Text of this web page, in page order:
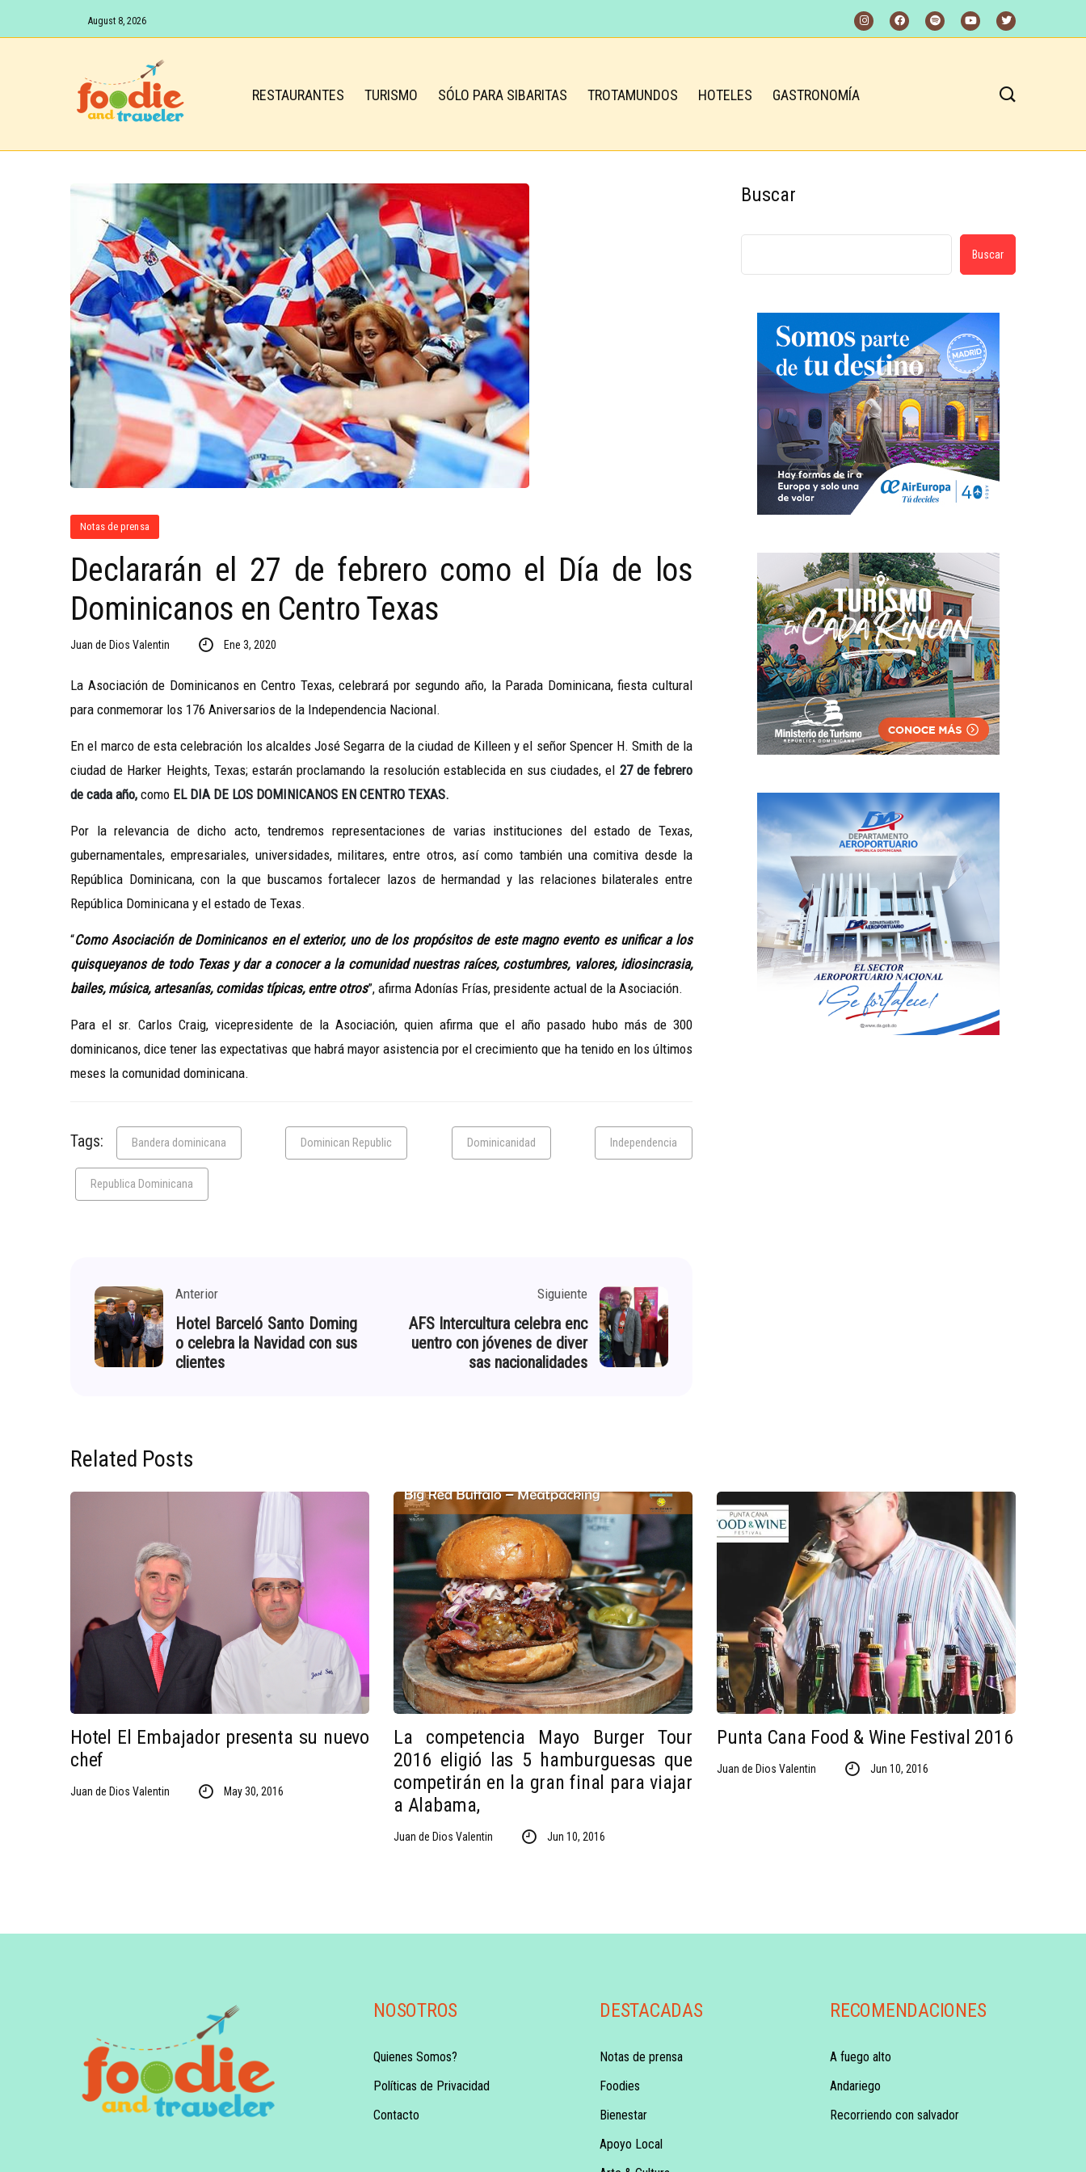
August 8, 2026
RESTAURANTES TURISMO SÓLO PARA SIBARITAS TROTAMUNDOS HOTELES GASTRONOMÍA
Notas de prensa
Declararán el 27 de febrero como el Día de los
Dominicanos en Centro Texas
Juan de Dios Valentin Ene 3, 2020
La Asociación de Dominicanos en Centro Texas, celebrará por segundo año, la Parada Dominicana, fiesta cultural
para conmemorar los 176 Aniversarios de la Independencia Nacional.
En el marco de esta celebración los alcaldes José Segarra de la ciudad de Killeen y el señor Spencer H. Smith de la
ciudad de Harker Heights, Texas; estarán proclamando la resolución establecida en sus ciudades, el 27 de febrero
de cada año, como EL DIA DE LOS DOMINICANOS EN CENTRO TEXAS.
Por la relevancia de dicho acto, tendremos representaciones de varias instituciones del estado de Texas,
gubernamentales, empresariales, universidades, militares, entre otros, así como también una comitiva desde la
República Dominicana, con la que buscamos fortalecer lazos de hermandad y las relaciones bilaterales entre
República Dominicana y el estado de Texas.
“Como Asociación de Dominicanos en el exterior, uno de los propósitos de este magno evento es unificar a los
quisqueyanos de todo Texas y dar a conocer a la comunidad nuestras raíces, costumbres, valores, idiosincrasia,
bailes, música, artesanías, comidas típicas, entre otros”, afirma Adonías Frías, presidente actual de la Asociación.
Para el sr. Carlos Craig, vicepresidente de la Asociación, quien afirma que el año pasado hubo más de 300
dominicanos, dice tener las expectativas que habrá mayor asistencia por el crecimiento que ha tenido en los últimos
meses la comunidad dominicana.
Tags: Bandera dominicana Dominican Republic Dominicanidad Independencia
Republica Dominicana
Anterior
Hotel Barceló Santo Doming
o celebra la Navidad con sus
clientes
Siguiente
AFS Intercultura celebra enc
uentro con jóvenes de diver
sas nacionalidades
Buscar
Buscar
Related Posts
Hotel El Embajador presenta su nuevo
chef
Juan de Dios Valentin May 30, 2016
La competencia Mayo Burger Tour
2016 eligió las 5 hamburguesas que
competirán en la gran final para viajar
a Alabama,
Juan de Dios Valentin Jun 10, 2016
Punta Cana Food & Wine Festival 2016
Juan de Dios Valentin Jun 10, 2016
NOSOTROS
Quienes Somos?
Políticas de Privacidad
Contacto
DESTACADAS
Notas de prensa
Foodies
Bienestar
Apoyo Local
RECOMENDACIONES
A fuego alto
Andariego
Recorriendo con salvador